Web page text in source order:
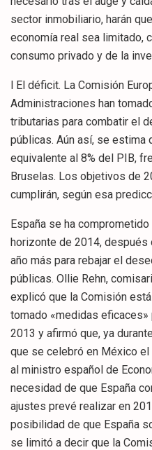
sector inmobiliario, harán
economía real sea limitado,
consumo privado y de la
l El déficit. La Comisión
Administraciones han
tributarias para combatir el
públicas. Aún así, se estima
equivalente al 8% del PIB,
Bruselas. Los objetivos de
cumplirán, según esa
España se ha
horizonte de 2014, después
año más para rebajar el
públicas. Ollie Rehn,
explicó que la Comisión
tomado «medidas
2013 y afirmó que, ya
que se celebró en México
al ministro español de
necesidad de que España
ajustes prevé realizar en
posibilidad de que España
se limitó a decir que la